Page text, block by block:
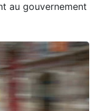
au gouvernement